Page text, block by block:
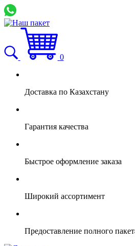
0
Доставка по Казахстану
Гарантия качества
Быстрое оформление заказа
Широкий ассортимент
Предоставление полного